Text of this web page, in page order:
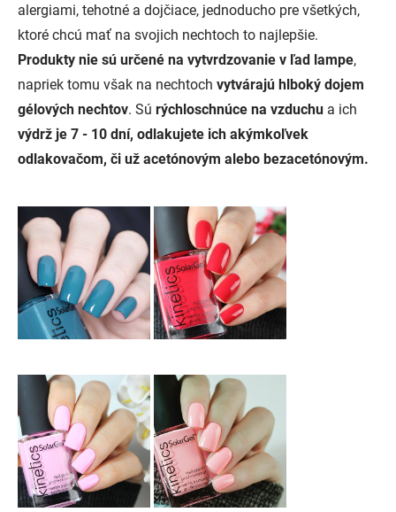
alergiami, tehotné a dojčiace, jednoducho pre všetkých,
ktoré chcú mať na svojich nechtoch to najlepšie.
Produkty nie sú určené na vytvrdzovanie v ľad lampe,
napriek tomu však na nechtoch vytvárajú hlboký dojem
gélových nechtov. Sú rýchloschnúce na vzduchu a ich
výdrž je 7 - 10 dní, odlakujete ich akýmkoľvek
odlakovačom, či už acetónovým alebo bezacetónovým.